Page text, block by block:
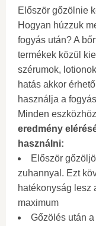
Először gőzölnie
Hogyan húzzuk
fogyás után? A
termékek közül
szérumok,
hatás akkor
használja a
Minden
eredmény
használni:
Először
zuhannyal. Ezt
hatékonyság lesz
maximum
Gőzölés után